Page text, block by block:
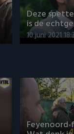
Deze
is de
10 juni 2021
Feyenoord-